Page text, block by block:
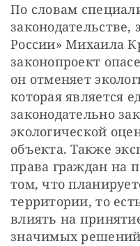
По словам
законодательстве,
России» Михаила
законопроект
он отменяет
которая является
законодательно
экологической
объекта. Также
права граждан на
том, что
территории, то
влиять на
значимых